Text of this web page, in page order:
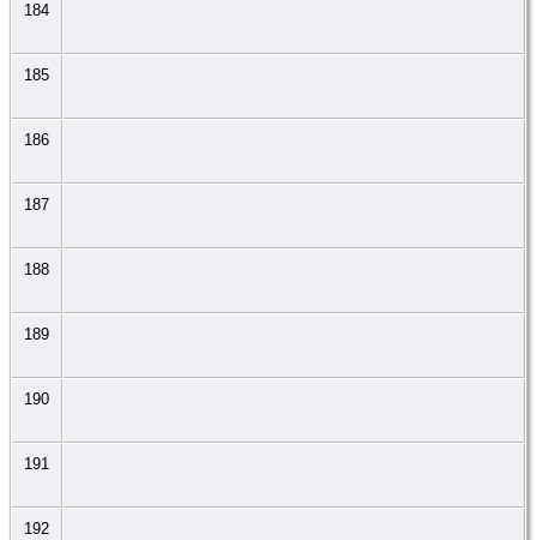
184
185
186
187
188
189
190
191
192